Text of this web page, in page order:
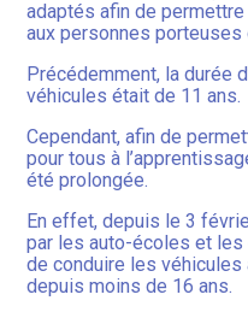
adaptés afin de
aux personnes porteuses
Précédemment, la durée
véhicules était de 11 ans.
Cependant, afin de
pour tous à
été prolongée.
En effet, depuis le 3
par les auto-écoles et les
de conduire les
depuis moins de 16 ans.